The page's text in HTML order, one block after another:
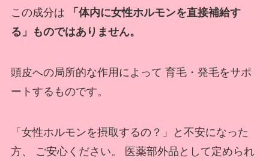
この成分は
「体内に女性ホルモンを直接補給す
る」ものではありません。
頭皮への局所的な作用によって 育毛・発毛をサポ
ートするものです。
「女性ホルモンを摂取するの？」と不安になった
方、 ご安心ください。 医薬部外品として定められ